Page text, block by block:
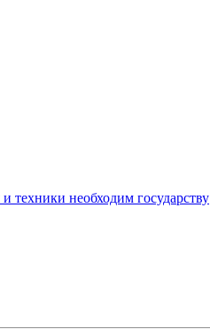
техники необходим государству